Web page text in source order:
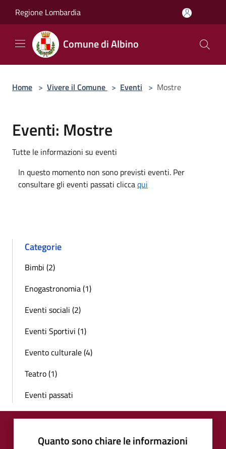
Regione Lombardia
Comune di Albino
Home > Vivere il Comune > Eventi > Mostre
Eventi: Mostre
Tutte le informazioni su eventi
In questo momento non sono previsti eventi. Per
consultare gli eventi passati cliccaqui
Categorie
Bimbi (2)
Enogastronomia (1)
Eventi sociali (2)
Eventi Sportivi (1)
Evento culturale (4)
Teatro (1)
Eventi passati
Quanto sono chiare le informazioni